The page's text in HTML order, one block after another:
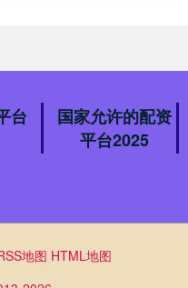
台
国家允许的配资
平台2025
地图 HTML地图